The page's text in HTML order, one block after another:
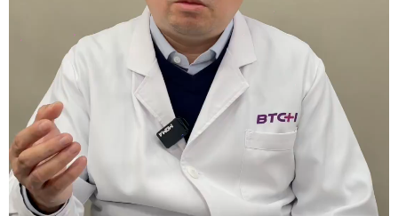
上市公司 投教基地
地方频道
首页 山东新闻 图片 专题·访谈
政事
文娱 融媒秀 地市 科教